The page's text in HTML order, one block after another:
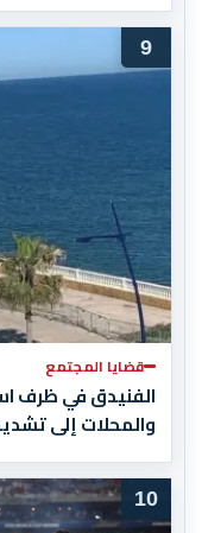
9
قضايا المجتمع
الفنيدق في ظرف
والمحلات إلى
10